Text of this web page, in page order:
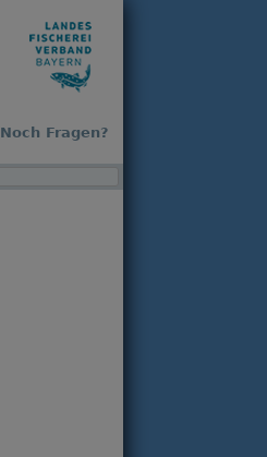
Noch Fragen?